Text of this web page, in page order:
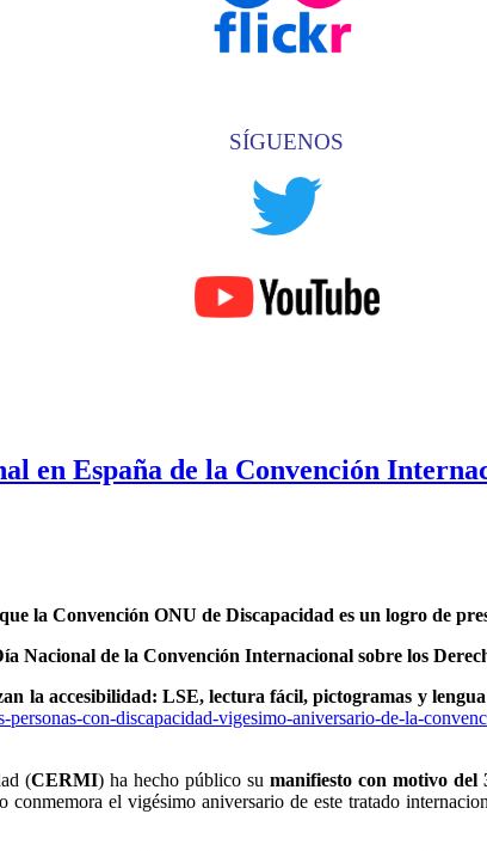
SÍGUENOS
en España de la Convención
la Convención ONU de Discapacidad es un logro de
Nacional de la Convención Internacional sobre los
la accesibilidad: LSE, lectura fácil, pictogramas y
con-discapacidad-vigesimo-aniversario-de-la-
(CERMI) ha hecho público su manifiesto con motivo del
conmemora el vigésimo aniversario de este tratado